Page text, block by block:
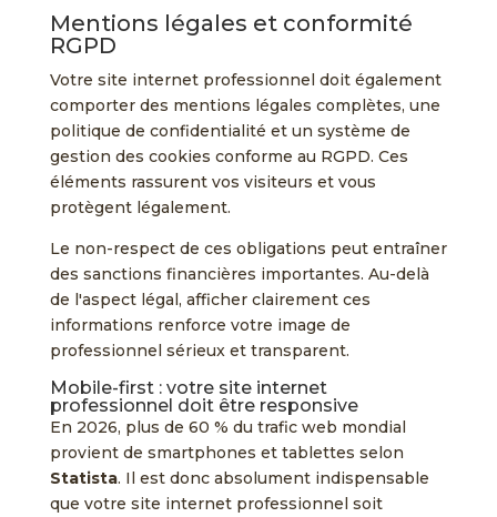
Mentions légales et conformité
RGPD
Votre site internet professionnel doit également
comporter des mentions légales complètes, une
politique de confidentialité et un système de
gestion des cookies conforme au RGPD. Ces
éléments rassurent vos visiteurs et vous
protègent légalement.
Le non-respect de ces obligations peut entraîner
des sanctions financières importantes. Au-delà
de l'aspect légal, afficher clairement ces
informations renforce votre image de
professionnel sérieux et transparent.
Mobile-first : votre site internet
professionnel doit être responsive
En 2026, plus de 60 % du trafic web mondial
provient de smartphones et tablettes selon
Statista. Il est donc absolument indispensable
que votre site internet professionnel soit